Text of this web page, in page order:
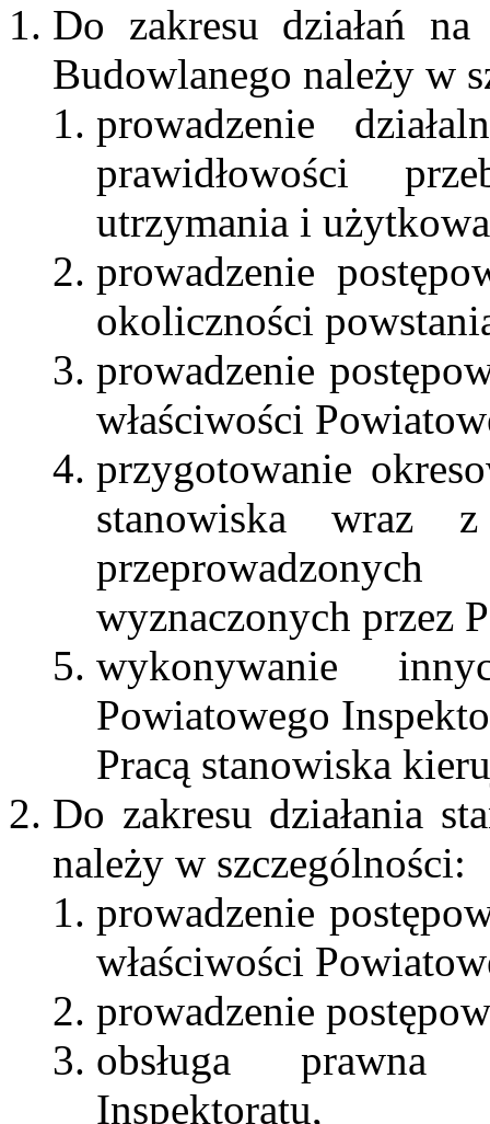
Do zakresu działań
Budowlanego należy w
prowadzenie
prawidłowości
utrzymania i
prowadzenie
okoliczności
prowadzenie
właściwości
przygotowanie
stanowiska wraz
wyznaczonych przez
wykonywanie
Powiatowego
Pracą stanowiska
Do zakresu działania
należy w szczególności:
prowadzenie
właściwości
prowadzenie
obsługa prawna
Inspektoratu,